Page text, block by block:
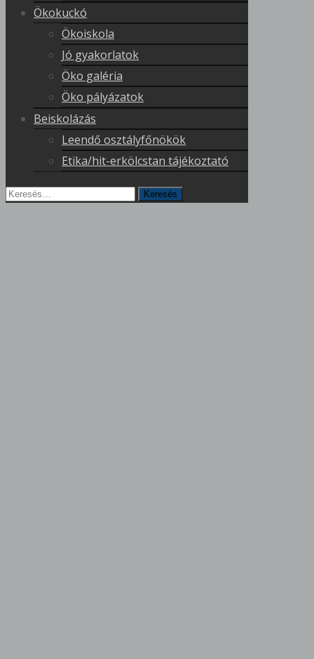
Ökokuckó
Ökoiskola
Jó gyakorlatok
Öko galéria
Öko pályázatok
Beiskolázás
Leendő osztályfőnökök
Etika/hit-erkölcstan tájékoztató
Keresés